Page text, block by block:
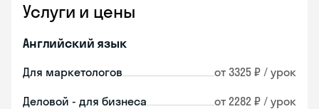
Услуги и цены
Английский язык
Для маркетологов от 3325 ₽ / урок
Деловой - для бизнеса от 2282 ₽ / урок